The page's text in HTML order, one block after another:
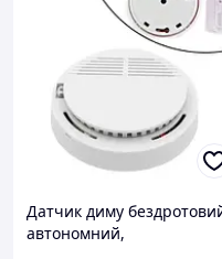
Датчик диму
автономний,